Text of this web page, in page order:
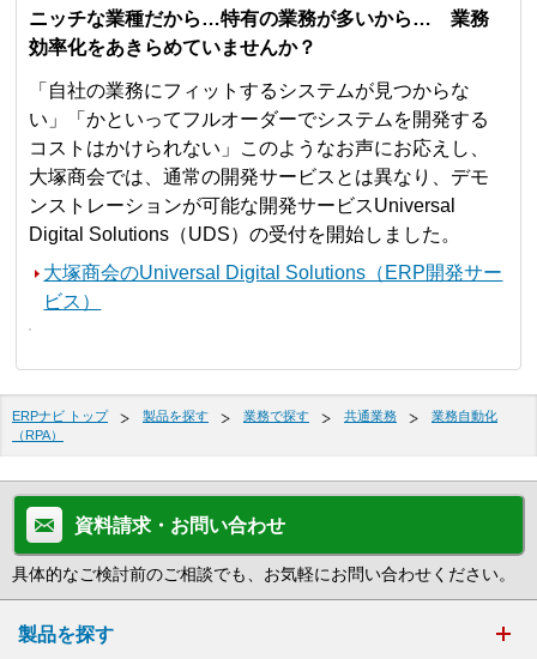
ニッチな業種だから…特有の業務が多いから… 業務
効率化をあきらめていませんか？
「自社の業務にフィットするシステムが見つからな
い」「かといってフルオーダーでシステムを開発する
コストはかけられない」このようなお声にお応えし、
大塚商会では、通常の開発サービスとは異なり、デモ
ンストレーションが可能な開発サービスUniversal
Digital Solutions（UDS）の受付を開始しました。
大塚商会のUniversal Digital Solutions（ERP開発サー
ビス）
ERPナビ トップ 製品を探す 業務で探す 共通業務
業務自動化
（RPA）
資料請求・お問い合わせ
具体的なご検討前のご相談でも、お気軽にお問い合わせください。
製品を探す